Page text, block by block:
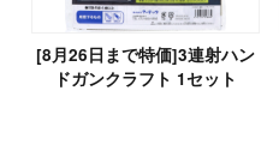
[8月26日まで特価]3連射ハン
ドガンクラフト 1セット